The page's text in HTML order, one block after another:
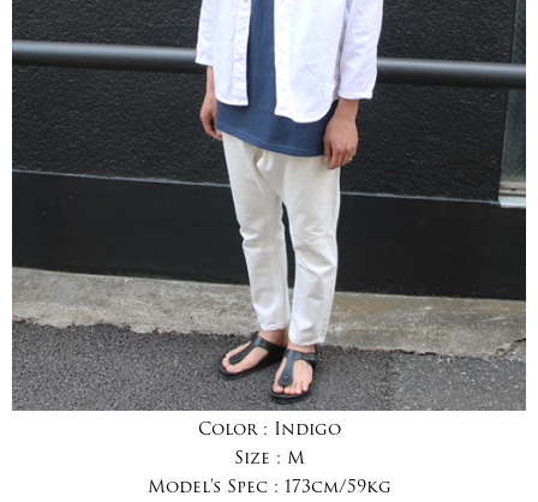
Color : Indigo
Size : M
Model's Spec : 173cm/59kg